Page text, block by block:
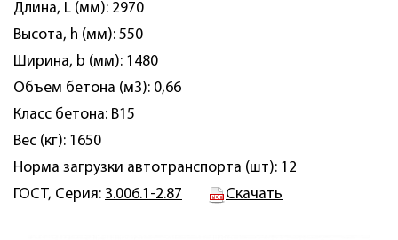
Длина, L (мм): 2970
Высота, h (мм): 550
Ширина, b (мм): 1480
Объем бетона (м3): 0,66
Класс бетона: B15
Вес (кг): 1650
Норма загрузки автотранспорта (шт): 12
ГОСТ, Серия: 3.006.1-2.87 Скачать